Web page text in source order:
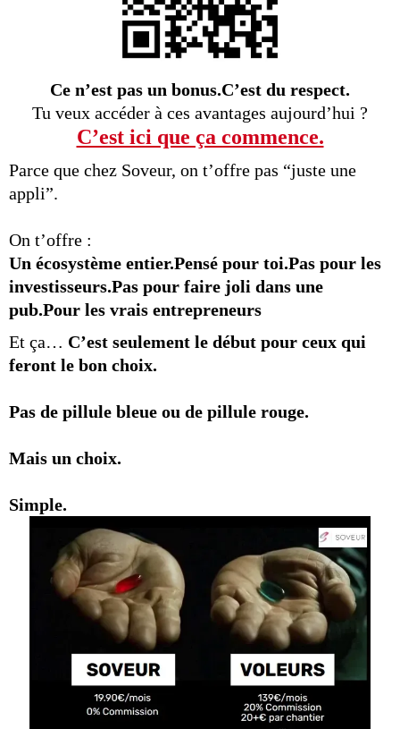
Ce n’est pas un bonus.C’est du respect.
Tu veux accéder à ces avantages aujourd’hui ?
C’est ici que ça commence.
Parce que chez Soveur, on t’offre pas “juste une
appli”.
On t’offre :
Un écosystème entier.Pensé pour toi.Pas pour les
investisseurs.Pas pour faire joli dans une
pub.Pour les vrais entrepreneurs
Et ça… C’est seulement le début pour ceux qui
feront le bon choix.
Pas de pillule bleue ou de pillule rouge.
Mais un choix.
Simple.